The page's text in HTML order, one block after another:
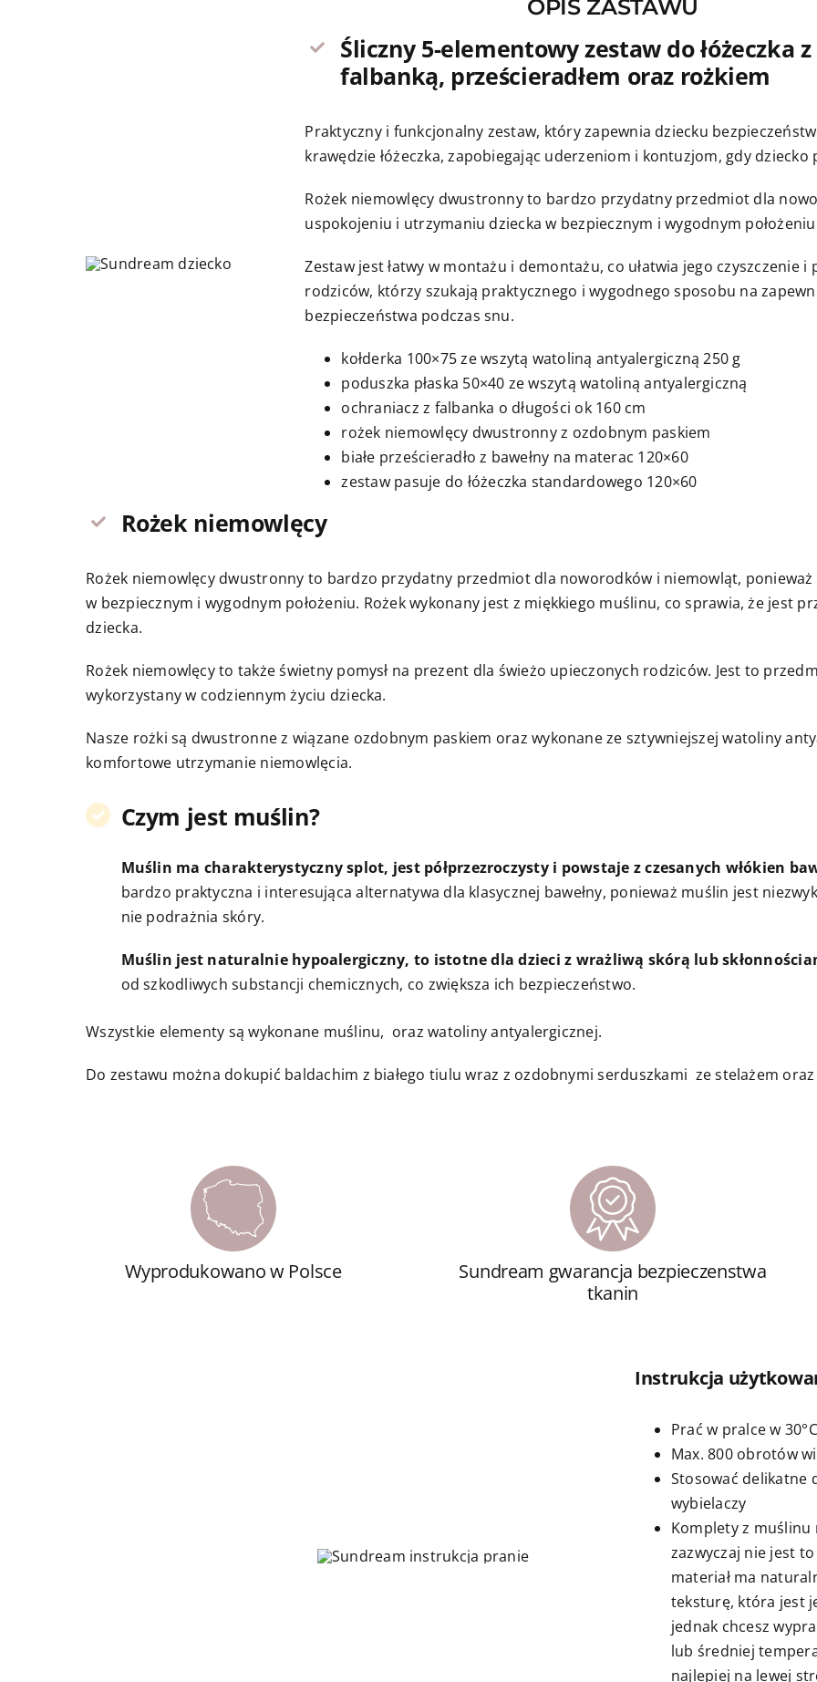
OPIS ZASTAWU
Śliczny 5-elementowy zestaw do łóżeczka
falbanką, prześcieradłem oraz rożkiem
Praktyczny i funkcjonalny zestaw, który zapewnia dziecku
krawędzie łóżeczka, zapobiegając uderzeniom i kontuzjom, gdy
Rożek niemowlęcy dwustronny to bardzo przydatny przedmiot dla
uspokojeniu i utrzymaniu dziecka w bezpiecznym i wygodnym położeniu
Zestaw jest łatwy w montażu i demontażu, co ułatwia jego czyszczenie
rodziców, którzy szukają praktycznego i wygodnego sposobu na
bezpieczeństwa podczas snu.
kołderka 100×75 ze wszytą watoliną antyalergiczną 250 g
poduszka płaska 50×40 ze wszytą watoliną antyalergiczną
ochraniacz z falbanka o długości ok 160 cm
rożek niemowlęcy dwustronny z ozdobnym paskiem
białe prześcieradło z bawełny na materac 120×60
zestaw pasuje do łóżeczka standardowego 120×60
Rożek niemowlęcy
Rożek niemowlęcy dwustronny to bardzo przydatny przedmiot dla noworodków i niemowląt,
w bezpiecznym i wygodnym położeniu. Rożek wykonany jest z miękkiego muślinu, co sprawia, że jest
dziecka.
Rożek niemowlęcy to także świetny pomysł na prezent dla świeżo upieczonych rodziców. Jest to
wykorzystany w codziennym życiu dziecka.
Nasze rożki są dwustronne z wiązane ozdobnym paskiem oraz wykonane ze sztywniejszej watoliny
komfortowe utrzymanie niemowlęcia.
Czym jest muślin?
Muślin ma charakterystyczny splot, jest półprzezroczysty i powstaje z czesanych włókien
bardzo praktyczna i interesująca alternatywa dla klasycznej bawełny, ponieważ muślin jest
nie podrażnia skóry.
Muślin jest naturalnie hypoalergiczny, to istotne dla dzieci z wrażliwą skórą lub
od szkodliwych substancji chemicznych, co zwiększa ich bezpieczeństwo.
Wszystkie elementy są wykonane muślinu, oraz watoliny antyalergicznej.
Do zestawu można dokupić baldachim z białego tiulu wraz z ozdobnymi serduszkami ze stelażem
Wyprodukowano w Polsce
Sundream gwarancja bezpieczenstwa
tkanin
Instrukcja
Prać w pralce w
Max. 800 obrotów
Stosować delikatne
wybielaczy
Komplety z muślinu
zazwyczaj nie jest
materiał ma
teksturę, która jest
jednak chcesz
lub średniej
najlepiej na lewej